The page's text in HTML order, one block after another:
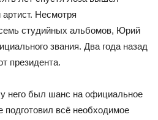
Несмотря
студийных альбомов, Юрий
звания. Два года назад
президента.
него был шанс на официальное
подготовил всё необходимое